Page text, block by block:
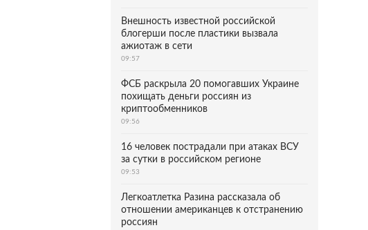
Внешность известной российской
блогерши после пластики вызвала
ажиотаж в сети
09:57
ФСБ раскрыла 20 помогавших Украине
похищать деньги россиян из
криптообменников
09:56
16 человек пострадали при атаках ВСУ
за сутки в российском регионе
09:53
Легкоатлетка Разина рассказала об
отношении американцев к отстранению
россиян